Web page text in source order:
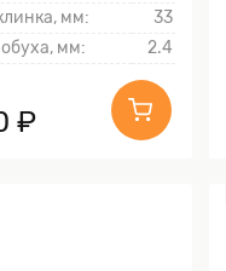
мм:
33
мм:
2.4
₽